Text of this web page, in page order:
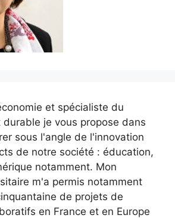
et spécialiste du
je vous propose dans
sous l'angle de l'innovation
de notre société : éducation,
notamment. Mon
m'a permis notamment
de projets de
en France et en Europe